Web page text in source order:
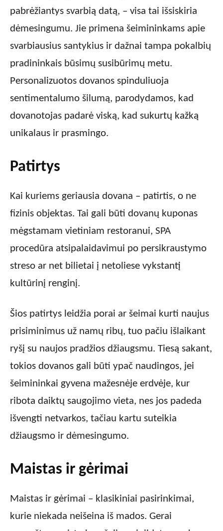
pabrėžiantys svarbią datą, – visa tai išsiskiria
dėmesingumu. Jie primena šeimininkams apie
svarbiausius santykius ir dažnai tampa pokalbių
pradininkais būsimų susibūrimų metu.
Personalizuotos dovanos spinduliuoja
sentimentalumo šilumą, parodydamos, kad
dovanotojas padarė viską, kad sukurtų kažką
unikalaus ir prasmingo.
Patirtys
Kai kuriems geriausia dovana – patirtis, o ne
fizinis objektas. Tai gali būti dovanų kuponas
mėgstamam vietiniam restoranui, SPA
procedūra atsipalaidavimui po persikraustymo
streso ar net bilietai į netoliese vykstantį
kultūrinį renginį.
Šios patirtys leidžia porai ar šeimai kurti naujus
prisiminimus už namų ribų, tuo pačiu išlaikant
ryšį su naujos pradžios džiaugsmu. Tiesą sakant,
tokios dovanos gali būti ypač naudingos, jei
šeimininkai gyvena mažesnėje erdvėje, kur
ribota daiktų saugojimo vieta, nes jos padeda
išvengti netvarkos, tačiau kartu suteikia
džiaugsmo ir dėmesingumo.
Maistas ir gėrimai
Maistas ir gėrimai – klasikiniai pasirinkimai,
kurie niekada neišeina iš mados. Gerai